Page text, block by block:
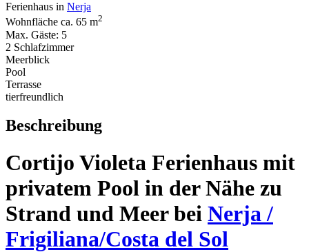
Ferienhaus in Nerja
Wohnfläche ca. 65 m2
Max. Gäste: 5
2 Schlafzimmer
Meerblick
Pool
Terrasse
tierfreundlich
Beschreibung
Cortijo Violeta Ferienhaus mit
privatem Pool in der Nähe zu
Strand und Meer bei Nerja /
Frigiliana/Costa del Sol